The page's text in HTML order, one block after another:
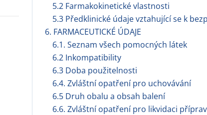
5.2 Farmakokinetické vlastnosti
5.3 Předklinické údaje vztahující se k
6. FARMACEUTICKÉ ÚDAJE
6.1. Seznam všech pomocných látek
6.2 Inkompatibility
6.3 Doba použitelnosti
6.4. Zvláštní opatření pro uchovávání
6.5 Druh obalu a obsah balení
6.6. Zvláštní opatření pro likvidaci